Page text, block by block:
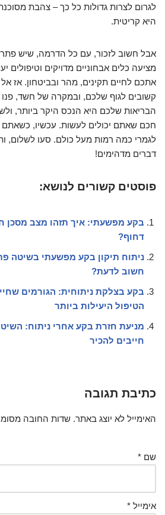
לגרום לצרות גדולות כל כך – צהבת
היא קריטית.
אבל חשוב לזכור, עם כל הדרמה, שיש
מציעה כלים אבחוניים מדויקים וטיפולים
אתכם לחיים תקינים, מהר ובביטחון. אז
קשובים לגוף שלכם, ובמקרה של חשד, פנו
הבריאות שלכם היא הנכס היקר ביותר,
חכם שאתם יכולים לעשות. עכשיו, כשאתם
לגמרי כמה רמות מעל כולם. סעו לשלום,
דברים מדהימים!
פוסטים קשורים לנושא:
בקע מפשעתי: איך תזהו מצב מסכן
דחוף?
ניתוח תיקון בקע מפשעתי בשיטה
חשוב לדעת?
בקע בצלקת ניתוחית: הגורמים
הטיפול היעילות ביותר
מניעת חזרת בקע אחרי ניתוח:
חייבים להכיר
כתיבת תגובה
האימייל לא יוצג באתר. שדות החובה
שם *
אימייל *